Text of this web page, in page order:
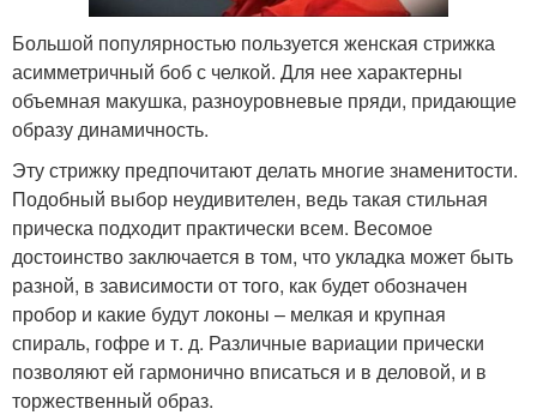
Большой популярностью пользуется женская стрижка
асимметричный боб с челкой. Для нее характерны
объемная макушка, разноуровневые пряди, придающие
образу динамичность.
Эту стрижку предпочитают делать многие знаменитости.
Подобный выбор неудивителен, ведь такая стильная
прическа подходит практически всем. Весомое
достоинство заключается в том, что укладка может быть
разной, в зависимости от того, как будет обозначен
пробор и какие будут локоны – мелкая и крупная
спираль, гофре и т. д. Различные вариации прически
позволяют ей гармонично вписаться и в деловой, и в
торжественный образ.